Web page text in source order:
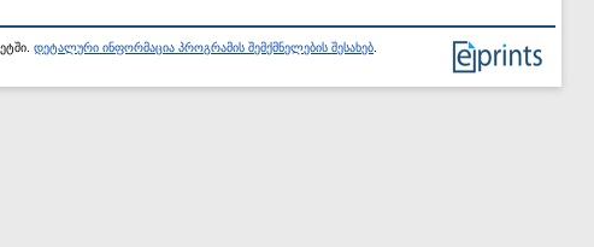
დეტალური ინფორმაცია პროგრამის შემქმნელების შესახებ.